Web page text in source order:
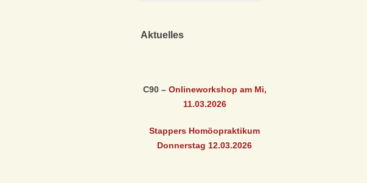
Aktuelles
C90 – Onlineworkshop am Mi,
11.03.2026
Stappers Homöopraktikum
Donnerstag 12.03.2026